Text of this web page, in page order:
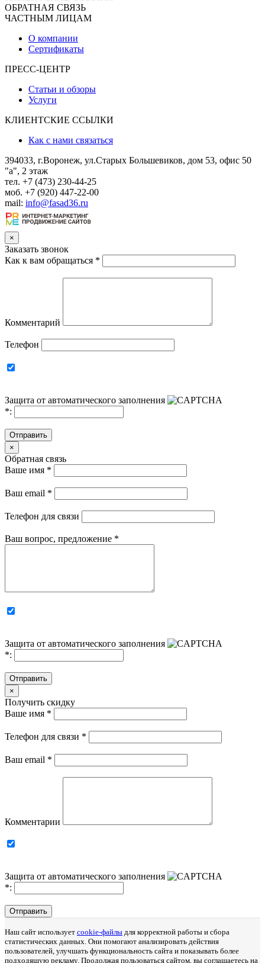
ОБРАТНАЯ СВЯЗЬ
ЧАСТНЫМ ЛИЦАМ
О компании
Сертификаты
ПРЕСС-ЦЕНТР
Статьи и обзоры
Услуги
КЛИЕНТСКИЕ ССЫЛКИ
Как с нами связаться
394033, г.Воронеж, ул.Старых Большевиков, дом 53, офис 50
"а", 2 этаж
тел. +7 (473) 230-44-25
моб. +7 (920) 447-22-00
mail: info@fasad36.ru
×
Заказать звонок
Как к вам обращаться *
Комментарий
Телефон
Защита от автоматического заполнения
*:
Отправить
×
Обратная связь
Ваше имя *
Ваш email *
Телефон для связи
Ваш вопрос, предложение *
Защита от автоматического заполнения
*:
Отправить
×
Получить скидку
Ваше имя *
Телефон для связи *
Ваш email *
Комментарии
Защита от автоматического заполнения
*:
Отправить
Наш сайт использует cookie-файлы для корректной работы и сбора
статистических данных. Они помогают анализировать действия
пользователей, улучшать функциональность сайта и показывать более
подходящую рекламу. Продолжая пользоваться сайтом, вы соглашаетесь на